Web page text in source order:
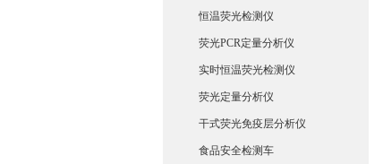
恒温荧光检测仪
荧光PCR定量分析仪
实时恒温荧光检测仪
荧光定量分析仪
干式荧光免疫层分析仪
食品安全检测车